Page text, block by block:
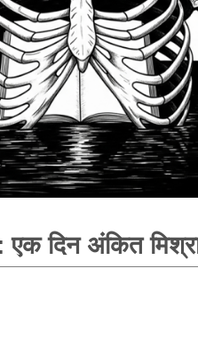
एक दिन अंकित